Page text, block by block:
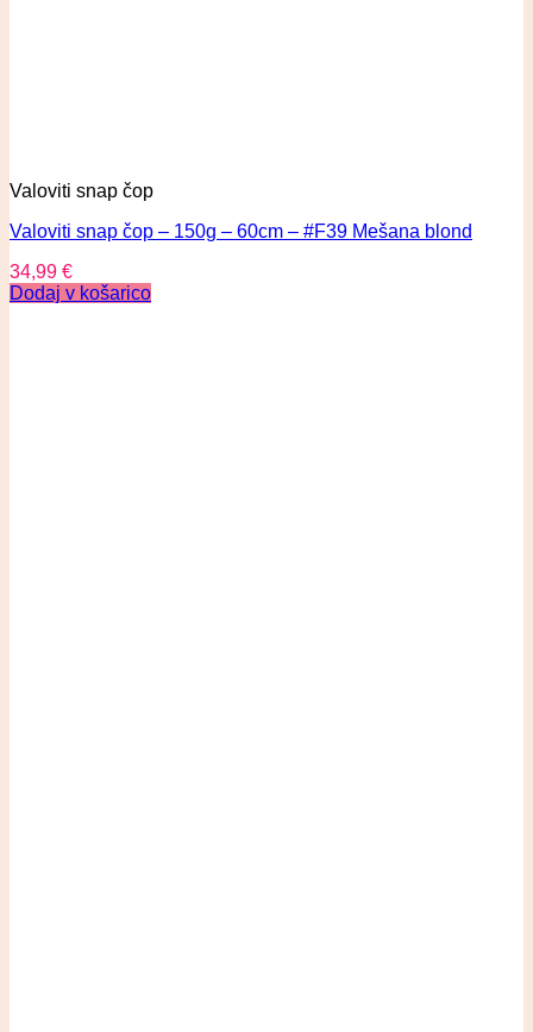
Valoviti snap čop
Valoviti snap čop – 150g – 60cm – #F39 Mešana blond
34,99 €
Dodaj v košarico